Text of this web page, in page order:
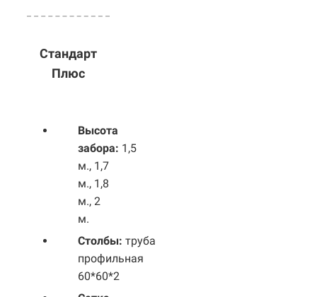
Стандарт
Плюс
Высота
забора: 1,5
м., 1,7
м., 1,8
м., 2
м.
Столбы: труба
профильная
60*60*2